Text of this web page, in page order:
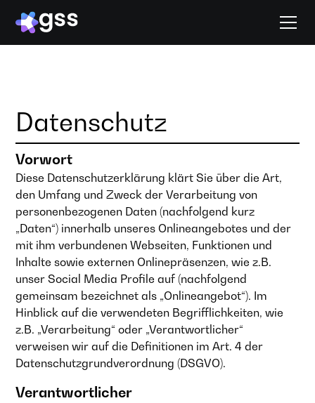
Datenschutz
Vorwort
Diese Datenschutzerklärung klärt Sie über die Art,
den Umfang und Zweck der Verarbeitung von
personenbezogenen Daten (nachfolgend kurz
„Daten“) innerhalb unseres Onlineangebotes und der
mit ihm verbundenen Webseiten, Funktionen und
Inhalte sowie externen Onlinepräsenzen, wie z.B.
unser Social Media Profile auf (nachfolgend
gemeinsam bezeichnet als „Onlineangebot“). Im
Hinblick auf die verwendeten Begrifflichkeiten, wie
z.B. „Verarbeitung“ oder „Verantwortlicher“
verweisen wir auf die Definitionen im Art. 4 der
Datenschutzgrundverordnung (DSGVO).
Verantwortlicher